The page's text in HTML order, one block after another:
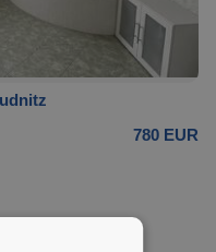
780 EUR